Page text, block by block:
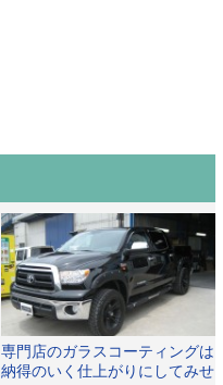
専門店のガラスコーティングは
納得のいく仕上がりにしてみせ